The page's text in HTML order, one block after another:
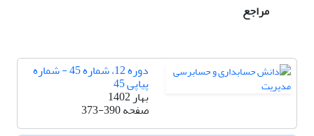
مراجع
دوره 12، شماره 45 - شماره
پیاپی 45
بهار 1402
صفحه373-390